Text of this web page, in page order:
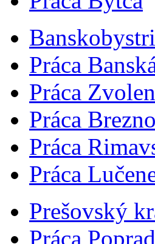
Práca
Práca Zvolen
Práca Brezno
Práca
Práca
Prešovský
Práca Poprad